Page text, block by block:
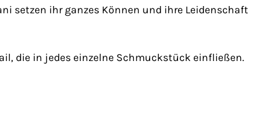
setzen ihr ganzes Können und ihre Leidenschaft
die in jedes einzelne Schmuckstück einfließen.